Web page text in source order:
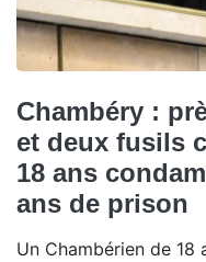
Chambéry :
et deux fusils
18 ans
ans de prison
Un Chambérien de 18